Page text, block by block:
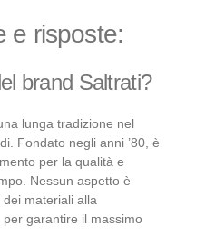
e risposte:
brand Saltrati?
lunga tradizione nel
Fondato negli anni ’80, è
per la qualità e
Nessun aspetto è
materiali alla
garantire il massimo